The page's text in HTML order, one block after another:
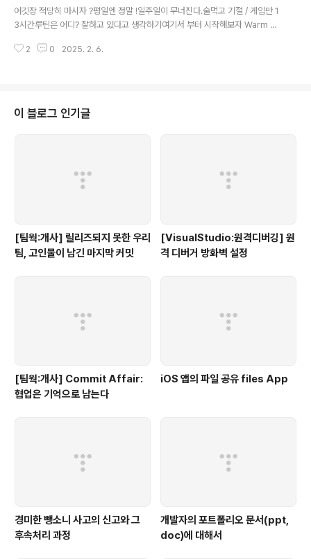
어깃장 적당히 마시자 ?평일엔 정말 !일주일이 무너진다.술먹고 기절 / 게임만 1
3시간루틴은 어디? 잘하고 있다고 생각하기여기서 부터 시작해보자 Warm U
LemonadeThat is a great and wise men do.They take what come
ey ∝ WorkMoney ∝ 1 / Knowlege Knowleg..
2 0 2025. 2. 6.
이 블로그 인기글
[팀웍:개사] 릴리즈되지 못한 우리
팀, 고인물이 남긴 마지막 커밋
[VisualStudio:원격디버깅] 원
격 디버거 방화벽 설정
[팀웍:개사] Commit Affair:
협업은 기억으로 남는다
iOS 앱의 파일 공유 files App
경미한 뺑소니 사고의 신고와 그
후속처리 과정
개발자의 포트폴리오 문서(ppt,
doc)에 대해서